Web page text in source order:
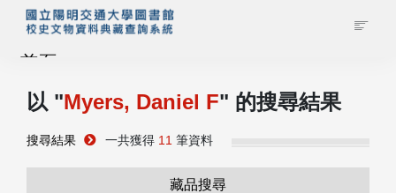
首頁
藏品查詢
以 "Myers, Daniel F" 的搜尋結果
搜尋結果 一共獲得 11 筆資料
藏品搜尋